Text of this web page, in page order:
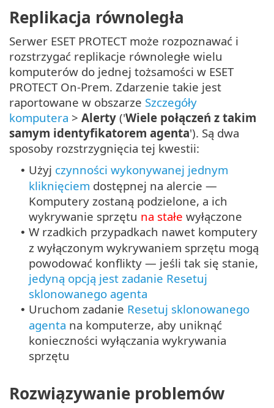
Replikacja równoległa
Serwer ESET PROTECT może rozpoznawać i
rozstrzygać replikacje równoległe wielu
komputerów do jednej tożsamości w ESET
PROTECT On-Prem. Zdarzenie takie jest
raportowane w obszarze Szczegóły
komputera > Alerty ('Wiele połączeń z takim
samym identyfikatorem agenta'). Są dwa
sposoby rozstrzygnięcia tej kwestii:
• Użyj czynności wykonywanej jednym
kliknięciem dostępnej na alercie —
Komputery zostaną podzielone, a ich
wykrywanie sprzętu na stałe wyłączone
• W rzadkich przypadkach nawet komputery
z wyłączonym wykrywaniem sprzętu mogą
powodować konflikty — jeśli tak się stanie,
jedyną opcją jest zadanie Resetuj
sklonowanego agenta
• Uruchom zadanie Resetuj sklonowanego
agenta na komputerze, aby uniknąć
konieczności wyłączania wykrywania
sprzętu
Rozwiązywanie problemów